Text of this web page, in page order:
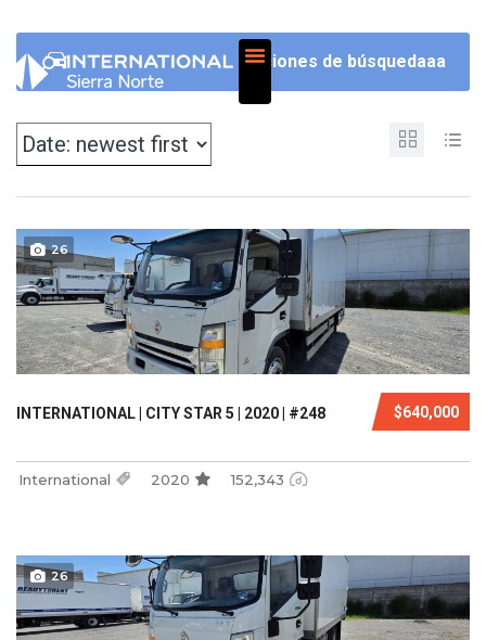
Opciones de búsquedaaa
26
$640,000
INTERNATIONAL | CITY STAR 5 | 2020 | #248
International 2020 152,343
26